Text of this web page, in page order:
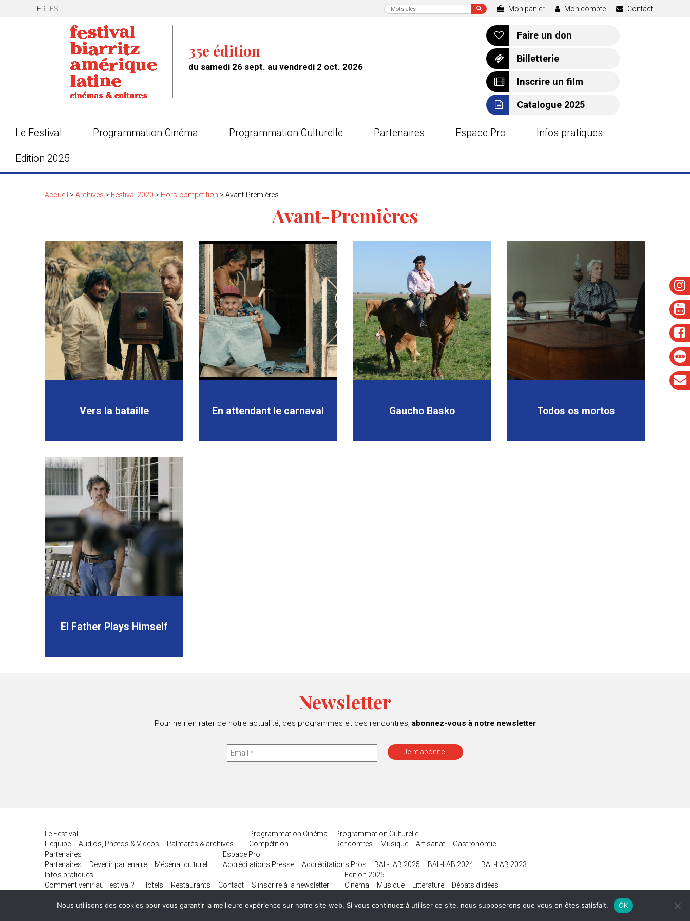
FR ES Mon panier Mon compte Contact
35e édition
du samedi 26 sept. au vendredi 2 oct. 2026
Faire un don
Billetterie
Inscrire un film
Catalogue 2025
Le Festival Programmation Cinéma Programmation Culturelle Partenaires Espace Pro Infos pratiques
Edition 2025
Accueil > Archives > Festival 2020 > Hors-compétition > Avant-Premières
Avant-Premières
Vers la bataille En attendant le carnaval Gaucho Basko Todos os mortos
El Father Plays Himself
Newsletter
Pour ne rien rater de notre actualité, des programmes et des rencontres, abonnez-vous à notre newsletter
Le Festival
L’équipe
Audios, Photos & Vidéos Palmarès & archives
Programmation Cinéma
Compétition
Programmation Culturelle
Rencontres
Musique Artisanat
Gastronomie
Partenaires
Partenaires
Devenir partenaire Mécénat culturel
Espace Pro
Accréditations Presse
Accréditations Pros BAL-LAB 2025 BAL-LAB 2024
BAL-LAB 2023
Infos pratiques
Comment venir au Festival ?
Hôtels Restaurants Contact S’inscrire à la newsletter
Edition 2025
Cinéma
Musique Littérature
Débats d’idées
Nous utilisons des cookies pour vous garantir la meilleure expérience sur notre site web. Si vous continuez à utiliser ce site, nous supposerons que vous en êtes satisfait.
OK